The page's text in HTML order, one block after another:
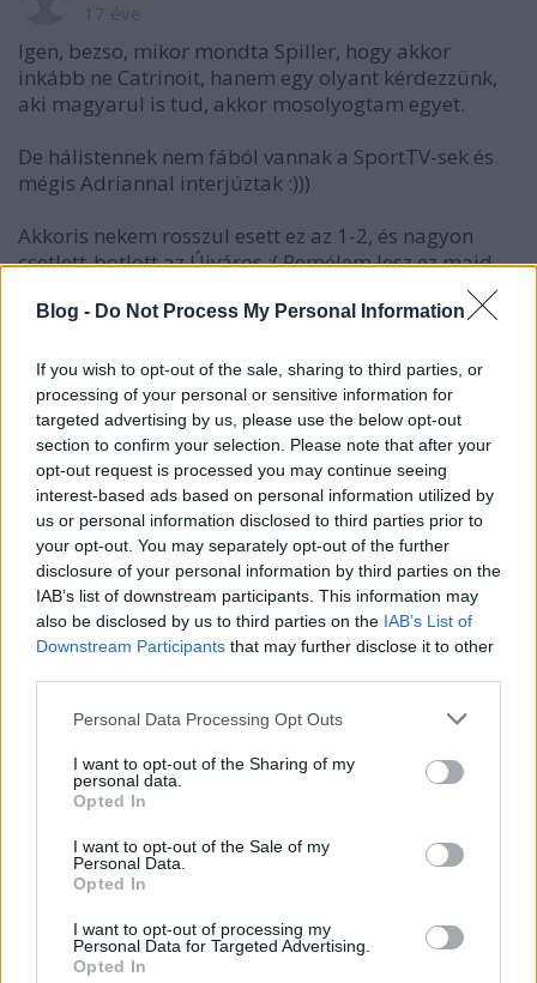
Blog - Do Not Process My Personal Information
If you wish to opt-out of the sale, sharing to third parties, or
processing of your personal or sensitive information for
targeted advertising by us, please use the below opt-out
section to confirm your selection. Please note that after your
opt-out request is processed you may continue seeing
interest-based ads based on personal information utilized by
us or personal information disclosed to third parties prior to
your opt-out. You may separately opt-out of the further
disclosure of your personal information by third parties on the
IAB’s list of downstream participants. This information may
also be disclosed by us to third parties on the IAB’s List of
Downstream Participants that may further disclose it to other
Please note that this website/app uses one or more Google
not limited to your visit or usage behaviour. You may click to
grant or deny consent to Google and its third-party tags to
use your data for below specified purposes in below Google
consent section.
Personal Data Processing Opt Outs
I want to opt-out of the Sharing of my
personal data.
Opted In
I want to opt-out of the Sale of my
Personal Data.
Opted In
I want to opt-out of processing my
Personal Data for Targeted Advertising.
Opted In
Igen, bezso, mikor mondta Spiller, hogy akkor
inkább ne Catrinoit, hanem egy olyant kérdezzünk,
aki magyarul is tud, akkor mosolyogtam egyet.
De hálistennek nem fából vannak a SportTV-sek és
mégis Adriannal interjúztak :)))
Akkoris nekem rosszul esett ez az 1-2, és nagyon
csetlett-botlott az Újváros :( Remélem lesz ez majd
farkas23
17 éve
A sorsolást elnézve az újpest még a negyedik helyért
is meg kell szenvedjen,,hisz hc 2x, steaua 2x
idegenben, stars 2x + a dab-bal idegenben nem
lessz egyszerü...
fabot
17 éve
@noacid: zsolt77 írta a hochei.ro fórumán:
A Sportclub gyengécskén játszott, fejben már a
megérdemelte a győzelmet, hogy az utolsó 10
percben már a lábukon is alig álltak.
Iblisz